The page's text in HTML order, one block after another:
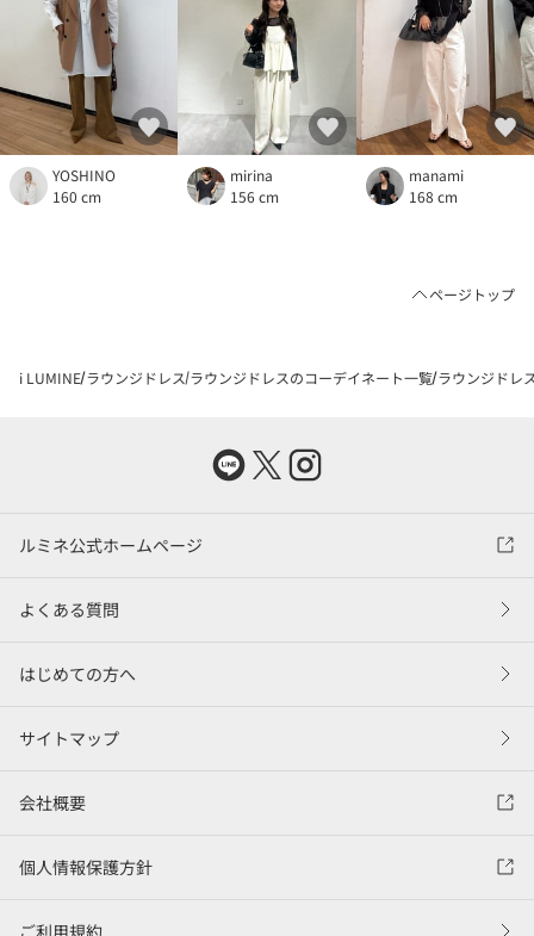
YOSHINO
160 cm
mirina
156 cm
manami
168 cm
ページトップ
i LUMINE ラウンジドレス ラウンジドレスのコーデイネート一覧 ラウンジドレ
ルミネ公式ホームページ
よくある質問
はじめての方へ
サイトマップ
会社概要
個人情報保護方針
ご利用規約